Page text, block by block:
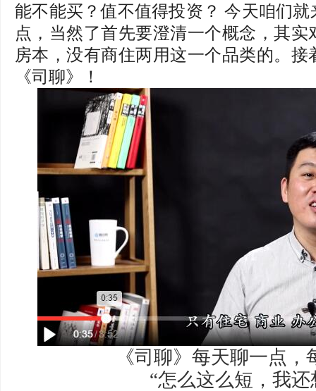
能不能买？值不值得投资？ 今天咱们
点，当然了首先要澄清一个概念，其
房本，没有商住两用这一个品类的。
《司聊》！
《司聊》每天聊一点
“怎么这么短，我还